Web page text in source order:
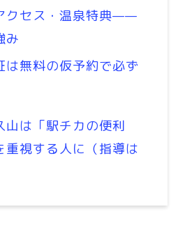
クセス・温泉特典——
み
は無料の仮予約で必ず
山は「駅チカの便利
重視する人に（指導は